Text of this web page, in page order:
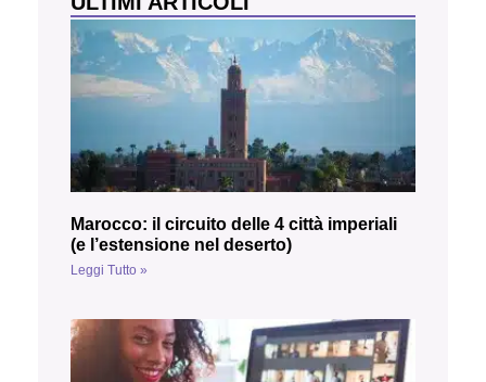
Marocco: il circuito delle 4 città imperiali
(e l’estensione nel deserto)
Leggi Tutto »